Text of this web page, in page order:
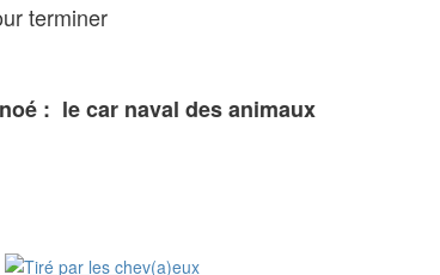
terminer
noé : le car naval des animaux